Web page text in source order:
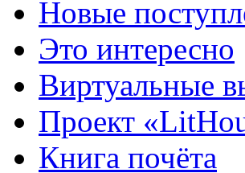
Новые
Это интересно
Виртуальные
Проект
Книга почёта